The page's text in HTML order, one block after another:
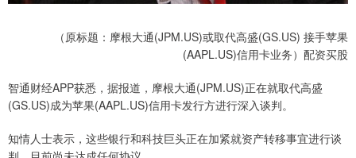
（原标题：摩根大通(JPM.US)或取代高盛(GS.US) 接手苹果
(AAPL.US)信用卡业务）配资买股
智通财经APP获悉，据报道，摩根大通(JPM.US)正在就取代高盛
(GS.US)成为苹果(AAPL.US)信用卡发行方进行深入谈判。
知情人士表示，这些银行和科技巨头正在加紧就资产转移事宜进行谈